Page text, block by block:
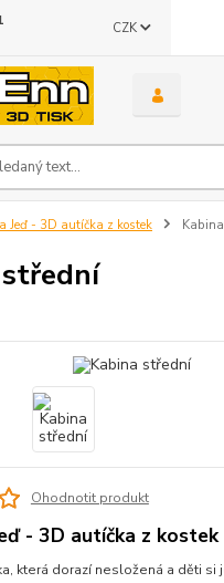
CZK
Jeď - 3D autíčka z kostek
Ohodnotit produkt
- 3D autíčka z kostek
která dorazí nesložená a děti si